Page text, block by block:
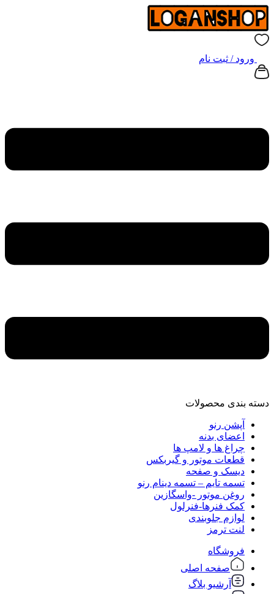
ورود / ثبت نام
دسته‌ بندی محصولات
آپشن رنو
اعضای بدنه
چراغ ها و لامپ ها
قطعات موتور و گیربکس
دیسک و صفحه
تسمه تایم – تسمه دینام رنو
روغن موتور -واسگازین
کمک فنرها-فنرلول
لوازم جلوبندی
لنت ترمز
فروشگاه
صفحه اصلی
آرشیو بلاگ